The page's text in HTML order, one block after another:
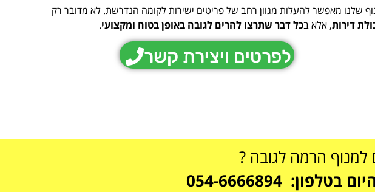
שלנו מאפשר להעלות מגוון רחב של פריטים ישירות לקומה הנדרשת. לא מדובר רק
דירות, אלא בכל דבר שתרצו להרים לגובה באופן בטוח ומקצועי.
לפרטים ויצירת קשר
למנוף הרמה לגובה ?
054-6666894